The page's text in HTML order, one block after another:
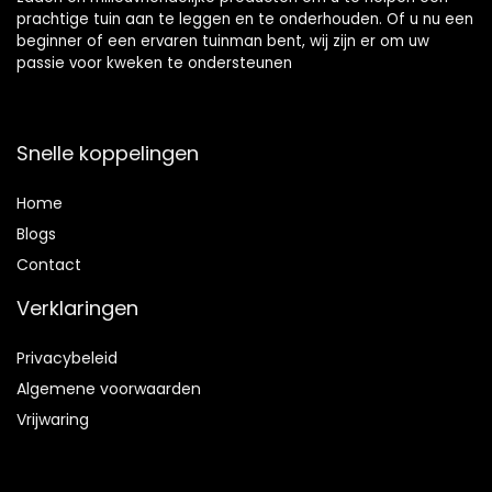
prachtige tuin aan te leggen en te onderhouden. Of u nu een
beginner of een ervaren tuinman bent, wij zijn er om uw
passie voor kweken te ondersteunen
Snelle koppelingen
Home
Blogs
Contact
Verklaringen
Privacybeleid
Algemene voorwaarden
Vrijwaring